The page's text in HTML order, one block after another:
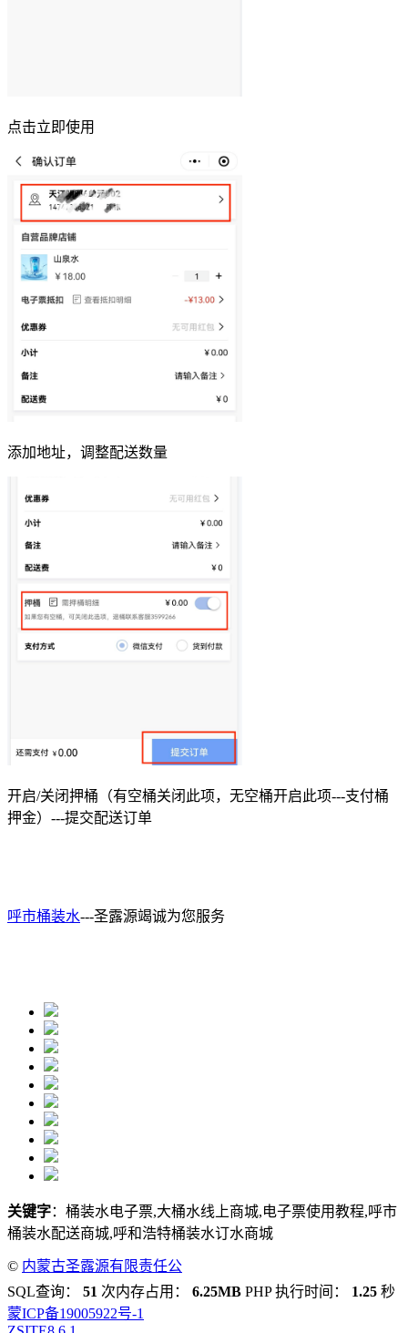
点击立即使用
添加地址，调整配送数量
开启/关闭押桶（有空桶关闭此项，无空桶开启此项---支付桶
押金）---提交配送订单
呼市桶装水---圣露源竭诚为您服务
关键字：桶装水电子票,大桶水线上商城,电子票使用教程,呼市
桶装水配送商城,呼和浩特桶装水订水商城
© 内蒙古圣露源有限责任公
司
SQL查询： 51 次内存占用： 6.25MB PHP 执行时间： 1.25 秒
蒙ICP备19005922号-1